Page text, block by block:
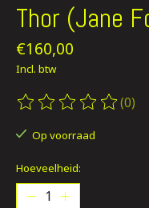
Thor (Jane
€160,00
Incl. btw
De beoordeling van
(0)
Op voorraad
Hoeveelheid: